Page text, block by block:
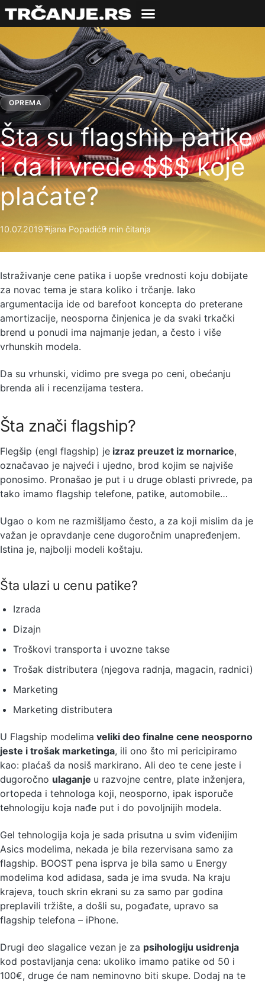
OPREMA
Šta su flagship patike
i da li vrede $$$ koje
plaćate?
10.07.2019Tijana Popadić8 min čitanja
Istraživanje cene patika i uopše vrednosti koju dobijate
za novac tema je stara koliko i trčanje. Iako
argumentacija ide od barefoot koncepta do preterane
amortizacije, neosporna činjenica je da svaki trkački
brend u ponudi ima najmanje jedan, a često i više
vrhunskih modela.
Da su vrhunski, vidimo pre svega po ceni, obećanju
brenda ali i recenzijama testera.
Šta znači flagship?
Flegšip (engl flagship) je izraz preuzet iz mornarice,
označavao je najveći i ujedno, brod kojim se najviše
ponosimo. Pronašao je put i u druge oblasti privrede, pa
tako imamo flagship telefone, patike, automobile…
Ugao o kom ne razmišljamo često, a za koji mislim da je
važan je opravdanje cene dugoročnim unapređenjem.
Istina je, najbolji modeli koštaju.
Šta ulazi u cenu patike?
Izrada
Dizajn
Troškovi transporta i uvozne takse
Trošak distributera (njegova radnja, magacin, radnici)
Marketing
Marketing distributera
U Flagship modelima veliki deo finalne cene neosporno
jeste i trošak marketinga, ili ono što mi pericipiramo
kao: plaćaš da nosiš markirano. Ali deo te cene jeste i
dugoročno ulaganje u razvojne centre, plate inženjera,
ortopeda i tehnologa koji, neosporno, ipak isporuče
tehnologiju koja nađe put i do povoljnijih modela.
Gel tehnologija koja je sada prisutna u svim viđenijim
Asics modelima, nekada je bila rezervisana samo za
flagship. BOOST pena isprva je bila samo u Energy
modelima kod adidasa, sada je ima svuda. Na kraju
krajeva, touch skrin ekrani su za samo par godina
preplavili tržište, a došli su, pogađate, upravo sa
flagship telefona – iPhone.
Drugi deo slagalice vezan je za psihologiju usidrenja
kod postavljanja cena: ukoliko imamo patike od 50 i
100€, druge će nam neminovno biti skupe. Dodaj na te